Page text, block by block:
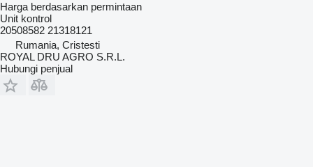
Harga berdasarkan permintaan
Unit kontrol
20508582 21318121
Rumania, Cristesti
ROYAL DRU AGRO S.R.L.
Hubungi penjual